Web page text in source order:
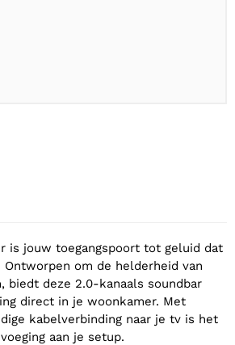
is jouw toegangspoort tot geluid dat
om de helderheid van
biedt deze 2.0-kanaals soundbar
direct in je woonkamer. Met
kabelverbinding naar je tv is het
aan je setup.